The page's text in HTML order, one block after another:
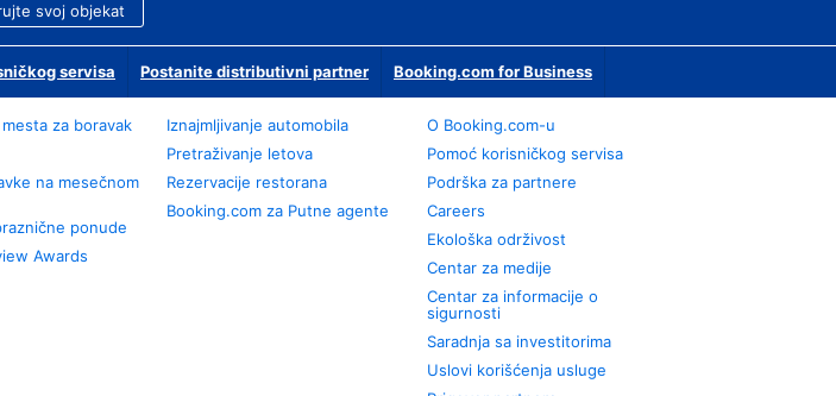
svoj objekat
servisa Postanite distributivni partner Booking.com for Business
za boravak
na mesečnom
ponude
Awards
Iznajmljivanje automobila
Pretraživanje letova
Rezervacije restorana
Booking.com za Putne agente
О Booking.com-u
Pomoć korisničkog servisa
Podrška za partnere
Careers
Ekološka održivost
Centar za medije
Centar za informacije o
sigurnosti
Saradnja sa investitorima
Uslovi korišćenja usluge